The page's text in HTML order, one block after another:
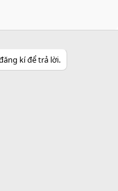
kí để trả lời.